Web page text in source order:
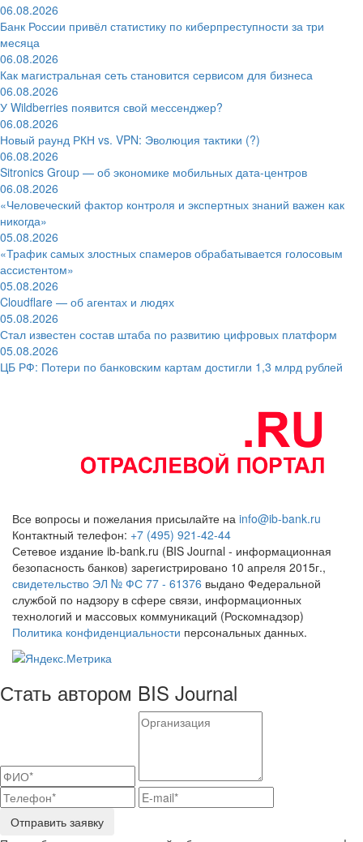
06.08.2026
Банк России привёл статистику по киберпреступности за три
месяца
06.08.2026
Как магистральная сеть становится сервисом для бизнеса
06.08.2026
У Wildberries появится свой мессенджер?
06.08.2026
Новый раунд РКН vs. VPN: Эволюция тактики (?)
06.08.2026
Sitronics Group — об экономике мобильных дата-центров
06.08.2026
«Человеческий фактор контроля и экспертных знаний важен как
никогда»
05.08.2026
«Трафик самых злостных спамеров обрабатывается голосовым
ассистентом»
05.08.2026
Cloudflare — об агентах и людях
05.08.2026
Стал известен состав штаба по развитию цифровых платформ
05.08.2026
ЦБ РФ: Потери по банковским картам достигли 1,3 млрд рублей
Все вопросы и пожелания присылайте на info@ib-bank.ru
Контактный телефон: +7 (495) 921-42-44
Сетевое издание ib-bank.ru (BIS Journal - информационная
безопасность банков) зарегистрировано 10 апреля 2015г.,
свидетельство ЭЛ № ФС 77 - 61376 выдано Федеральной
службой по надзору в сфере связи, информационных
технологий и массовых коммуникаций (Роскомнадзор)
Политика конфиденциальности персональных данных.
Стать автором BIS Journal
Отправить заявку